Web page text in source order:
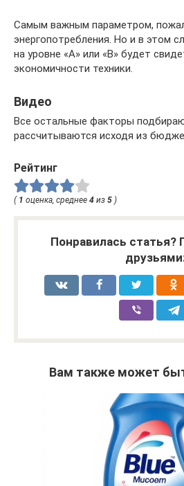
Самым важным параметром,
энергопотребления. Но и в этом
на уровне «А» или «В» будет
экономичности техники.
Видео
Все остальные факторы
рассчитываются исходя из
Рейтинг
( 1 оценка, среднее 4 из 5 )
Понравилась статья?
Вам также может